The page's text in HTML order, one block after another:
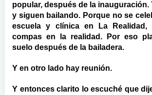
popular, después de la inauguración.
y siguen bailando. Porque no se
escuela y clínica en La
compas en la realidad. Por eso
suelo después de la bailadera.
Y en otro lado hay reunión.
Y entonces clarito lo escuché que